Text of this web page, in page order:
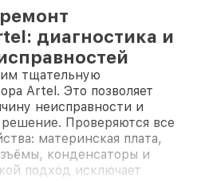
диагностика и
тщательную
Artel. Это позволяет
неисправности и
Проверяются все
материнская плата,
конденсаторы и
подход исключает